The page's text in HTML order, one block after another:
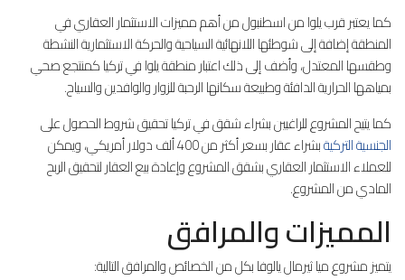
كما يعتبر قرب يلوا من اسطنبول من أهم مميزات الاستثمار العقاري في
المنطقة إضافة إلى شوطئها اللانهائية السياحية والحركة الاستثمارية النشطة
وطقسها المعتدل، وأضف إلى ذلك اعتبار منطقة يلوا في تركيا كمنتجع صحي
بمياهها الحرارية الدافئة وطبيعة سكانها الرحبة للزوار والوافدين والسياح.
كما يتيح المشروع للراغبين بشراء شقق في تركيا تحقيق شروط الحصول على
الجنسية التركية
بشراء عقار بسعر أكثر من 400 ألف دولار أمريكي، ويمكن
للعملاء الاستثمار العقاري بشقق المشروع وإعادة بيع العقار لتحقيق الربح
المادي من المشروع.
المميزات والمرافق
يتميز مشروع ميا ثيرمال يالوفا بكل من الخصائص والمرافق التالية: